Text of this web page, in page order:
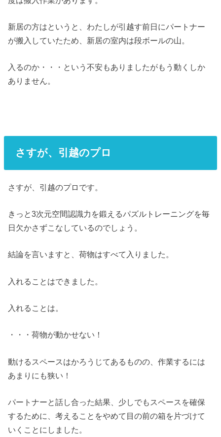
新居の方はというと、わたしが引越す前日にパートナー
が搬入していたため、新居の室内は段ボールの山。
入るのか・・・という不安もありましたがもう動くしか
ありません。
さすが、引越のプロ
さすが、引越のプロです。
きっと3次元空間認識力を鍛えるパズルトレーニングを毎
日欠かさずこなしているのでしょう。
結論を言いますと、荷物はすべて入りました。
入れることはできました。
入れることは。
・・・荷物が動かせない！
動けるスペースはかろうじてあるものの、作業するには
あまりにも狭い！
パートナーと話し合った結果、少しでもスペースを確保
するために、考えることをやめて目の前の箱を片づけて
いくことにしました。